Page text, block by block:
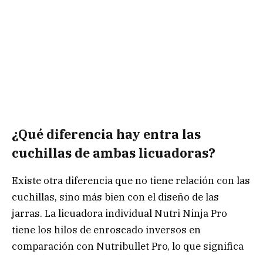
¿Qué diferencia hay entra las
cuchillas de ambas licuadoras?
Existe otra diferencia que no tiene relación con las
cuchillas, sino más bien con el diseño de las
jarras. La licuadora individual Nutri Ninja Pro
tiene los hilos de enroscado inversos en
comparación con Nutribullet Pro, lo que significa